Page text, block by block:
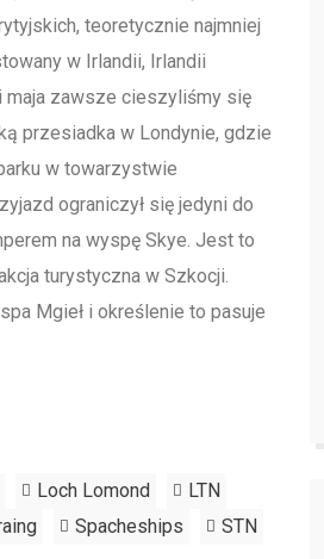
teoretycznie najmniej
w Irlandii, Irlandii
maja zawsze cieszyliśmy się
przesiadka w Londynie, gdzie
w towarzystwie
ograniczył się jedyni do
na wyspę Skye. Jest to
turystyczna w Szkocji.
Mgieł i określenie to pasuje
Loch Lomond
LTN
Spacheships
STN